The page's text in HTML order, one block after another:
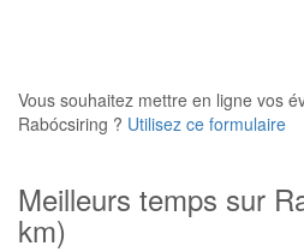
Vous souhaitez mettre en ligne vos
Rabócsiring ? Utilisez ce formulaire
Meilleurs temps sur
km)